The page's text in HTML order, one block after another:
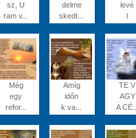
sz, U
ram v...
delme
skedt...
levé
l
Még
egy
refor...
Amíg
időn
k va...
TE V
AGY
A